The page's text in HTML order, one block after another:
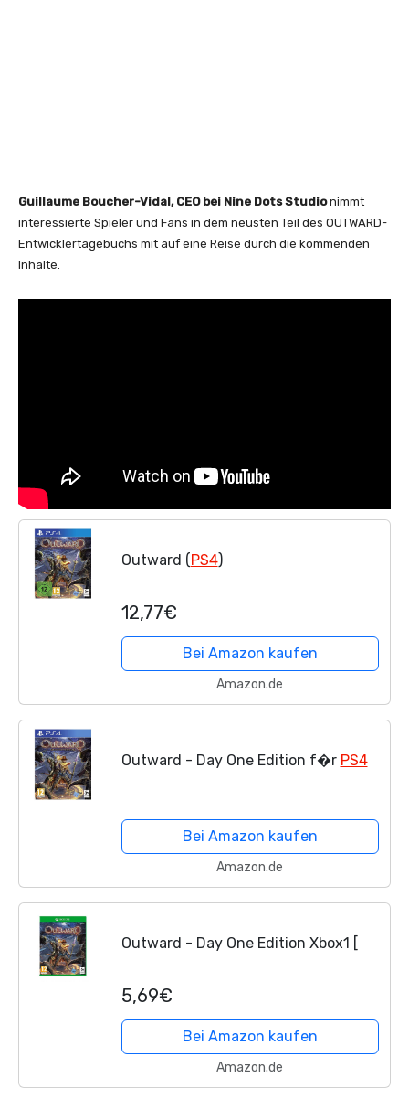
Guillaume Boucher-Vidal, CEO bei Nine Dots Studionimmt
interessierte Spieler und Fans in dem neusten Teil des OUTWARD-
Entwicklertagebuchs mit auf eine Reise durch die kommenden
Inhalte.
Outward (PS4)
12,77€
Bei Amazon kaufen
Amazon.de
Outward - Day One Edition f�r PS4
Bei Amazon kaufen
Amazon.de
Outward - Day One Edition Xbox1 [
5,69€
Bei Amazon kaufen
Amazon.de